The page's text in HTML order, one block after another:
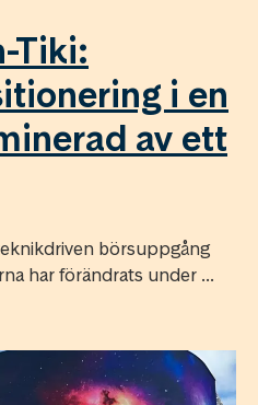
Tiki:
i en
av ett
börsuppgång
har förändrats under ...